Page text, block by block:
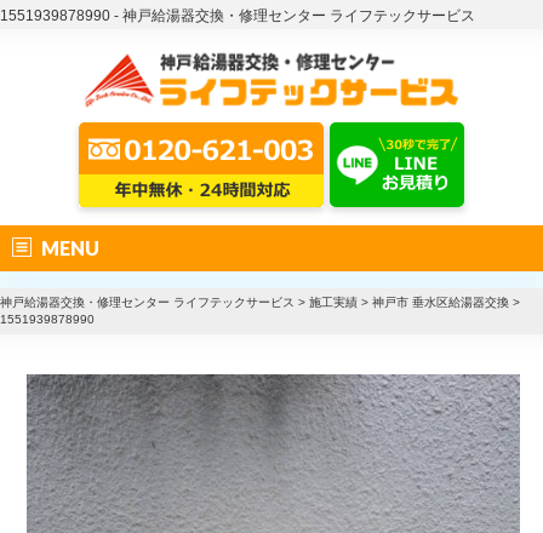
1551939878990 - 神戸給湯器交換・修理センター ライフテックサービス
MENU
神戸給湯器交換・修理センター ライフテックサービス > 施工実績 > 神戸市 垂水区給湯器交換 >
1551939878990